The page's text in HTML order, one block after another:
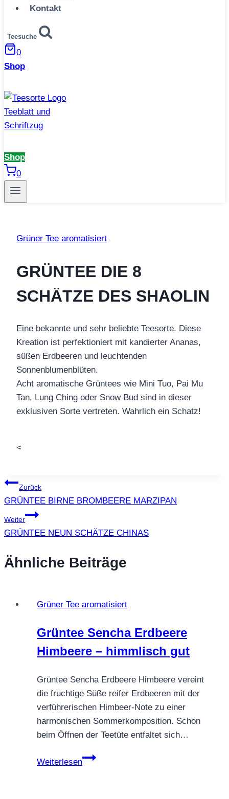
Kontakt
Teesuche
0
Shop
Shop
0
Grüner Tee aromatisiert
GRÜNTEE DIE 8
SCHÄTZE DES SHAOLIN
Eine bekannte und sehr beliebte Teesorte. Diese
Kreation ist perfektioniert mit kandierter Ananas,
süßen Erdbeeren und leuchtenden
Sonnenblumenblüten.
Acht aromatische Grüntees wie Mini Tuo, Pai Mu
Tan, Lung Ching oder Snow Bud sind in dieser
exklusiven Sorte vertreten. Wahrlich ein Schatz!
<
Beitragsnavigation
Zurück
GRÜNTEE BIRNE BROMBEERE MARZIPAN
Weiter
GRÜNTEE NEUN SCHÄTZE CHINAS
Ähnliche Beiträge
Grüner Tee aromatisiert
Grüntee Sencha Erdbeere
Himbeere – himmlisch gut
Grüntee Sencha Erdbeere Himbeere vereint
die fruchtige Süße reifer Erdbeeren mit der
verführerischen Himbeer-Note zu einer
harmonischen Sommerkomposition. Schon
beim Öffnen der Teetüte entfaltet sich…
Weiterlesen
Grüntee